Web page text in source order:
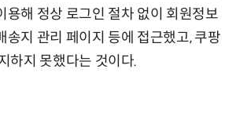
용해 정상 로그인 절차 없이 회원정보
송지 관리 페이지 등에 접근했고, 쿠팡
하지 못했다는 것이다.